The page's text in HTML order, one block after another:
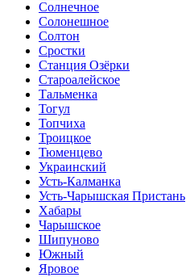
Солнечное
Солонешное
Солтон
Сростки
Станция Озёрки
Староалейское
Тальменка
Тогул
Топчиха
Троицкое
Тюменцево
Украинский
Усть-Калманка
Усть-Чарышская Пристань
Хабары
Чарышское
Шипуново
Южный
Яровое